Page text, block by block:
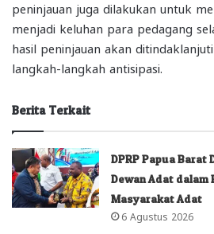
peninjauan juga dilakukan untuk
menjadi keluhan para pedagang
hasil peninjauan akan
langkah-langkah antisipasi.
Berita Terkait
DPRP Papua
Dewan Adat dalam
Masyarakat Adat
6 Agustus 2026